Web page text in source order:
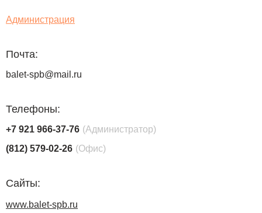
Администрация
Почта:
balet-spb@mail.ru
Телефоны:
+7 921 966-37-76 (Администратор)
(812) 579-02-26 (Офис)
Сайты:
www.balet-spb.ru